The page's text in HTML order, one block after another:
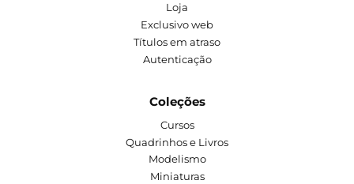
Loja
Exclusivo web
Títulos em atraso
Autenticação
Coleções
Cursos
Quadrinhos e Livros
Modelismo
Miniaturas